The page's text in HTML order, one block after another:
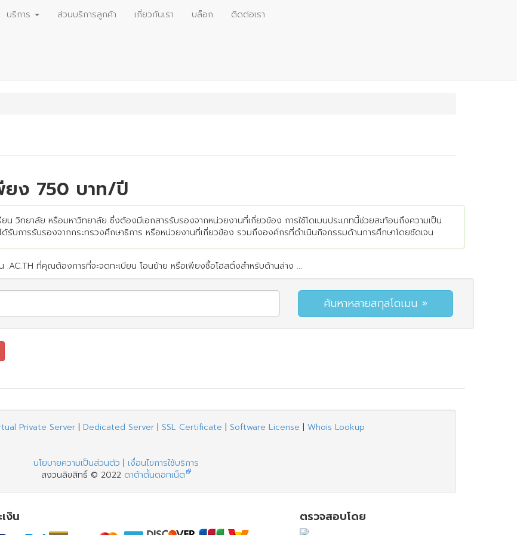
บริการ ส่วนบริการลูกค้า เกี่ยวกับเรา บล็อก ติดต่อเรา
ยง 750 บาท/ปี
ยน วิทยาลัย หรือมหาวิทยาลัย ซึ่งต้องมีเอกสารรับรองจากหน่วยงานที่เกี่ยวข้อง การใช้โดเมนประเภทนี้ช่วยสะท้อนถึงความเป็น
รับการรับรองจากกระทรวงศึกษาธิการ หรือหน่วยงานที่เกี่ยวข้อง รวมถึงองค์กรที่ดำเนินกิจกรรมด้านการศึกษาโดยชัดเจน
ที่คุณต้องการที่จะจดทะเบียน โอนย้าย หรือเพียงซื้อโฮสติ้งสำหรับด้านล่าง ...
Private Server| Dedicated Server| SSL Certificate | Software License | Whois Lookup
นโยบายความเป็นส่วนตัว | เงื่อนไขการใช้บริการ
สงวนลิขสิทธิ์ © 2022 ดาต้าตั้นดอทเน็ต
งิน ตรวจสอบโดย